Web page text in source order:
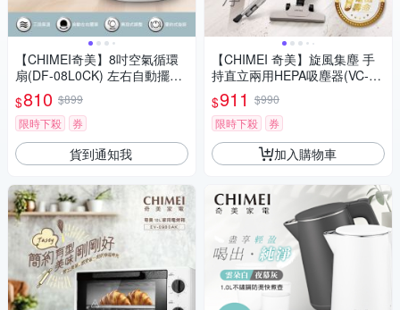
【CHIMEI奇美】8吋空氣循環
扇(DF-08L0CK) 左右自動擺頭
角度無段式調整 簡約式旋鈕好
操作
$810 $899
限時下殺
券
貨到通知我
【CHIMEI 奇美】旋風集塵 手
持直立兩用HEPA吸塵器(VC-S
U35HW)
$911 $990
限時下殺
券
加入購物車